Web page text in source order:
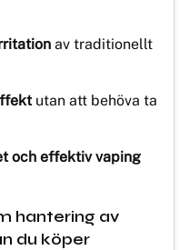
av traditionellt
utan att behöva ta
och effektiv vaping
hantering av
du köper